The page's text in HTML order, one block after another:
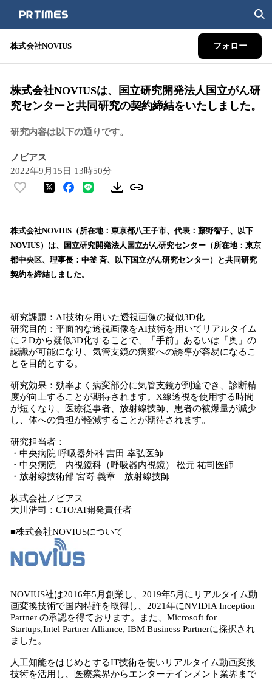
株式会社NOVIUS フォロー
株式会社NOVIUSは、国立研究開発法人国立がん研
究センターと共同研究の契約締結をいたしました。
研究内容は以下の通りです。
ノビアス
2022年9月15日 13時50分
い
！
数
を
読
中
で
す
株式会社NOVIUS（所在地：東京都八王子市、代表：藤野智子、以下
NOVIUS）は、国立研究開発法人国立がん研究センター（所在地：東京
都中央区、理事長：中釜 斉、以下国立がん研究センター）と共同研究
契約を締結しました。
研究課題：AI技術を用いた透視画像の擬似3D化
研究目的：平面的な透視画像をAI技術を用いてリアルタイム
に２Dから疑似3D化することで、「手前」あるいは「奥」の
認識が可能になり、気管支鏡の病変への誘導が容易になるこ
とを目的とする。
研究効果：効率よく病変部分に気管支鏡が到達でき、診断精
度が向上することが期待されます。X線透視を使用する時間
が短くなり、医療従事者、放射線技師、患者の被爆量が減少
し、体への負担が軽減することが期待されます。
研究担当者：
・中央病院 呼吸器外科 吉田 幸弘医師
・中央病院 内視鏡科（呼吸器内視鏡） 松元 祐司医師
・放射線技術部 宮嵜 義章 放射線技師
株式会社ノビアス
大川浩司：CTO/AI開発責任者
■株式会社NOVIUSについて
NOVIUS社は2016年5月創業し、2019年5月にリアルタイム動
画変換技術で国内特許を取得し、2021年にNVIDIA Inception
Partner の承認を得ております。また、Microsoft for
Startups,Intel Partner Alliance, IBM Business Partnerに採択され
ました。
人工知能をはじめとするIT技術を使いリアルタイム動画変換
技術を活用し、医療業界からエンターテインメント業界まで